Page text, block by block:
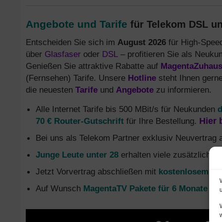
Angebote und Tarife für Telekom DSL
Entscheiden Sie sich im August 2026 für High-
über Glasfaser oder DSL – profitieren Sie als
Genießen Sie attraktive Rabatte auf
(Fernsehen) Tarife. Unsere Hotline steht Ihnen
die neuesten Tarife und Angebote zu informieren.
Alle Internet Tarife bis 500 MBit/s für Neukunden
70 € Router-Gutschrift für Ihre Bestellung. Hier
Bei uns als Telekom Partner exklusiv Neuvertrag
Junge Leute unter 28 erhalten viele zusätzliche
Jetzt Vorvertrag abschließen mit kostenlosem
Auf Wunsch MagentaTV Pakete für 6 Monate